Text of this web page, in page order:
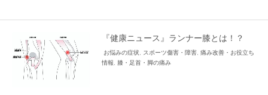
『健康ニュース』ランナー膝とは！？
お悩みの症状 スポーツ傷害・障害 痛み改善・お役立ち
情報
膝・足首・脚の痛み